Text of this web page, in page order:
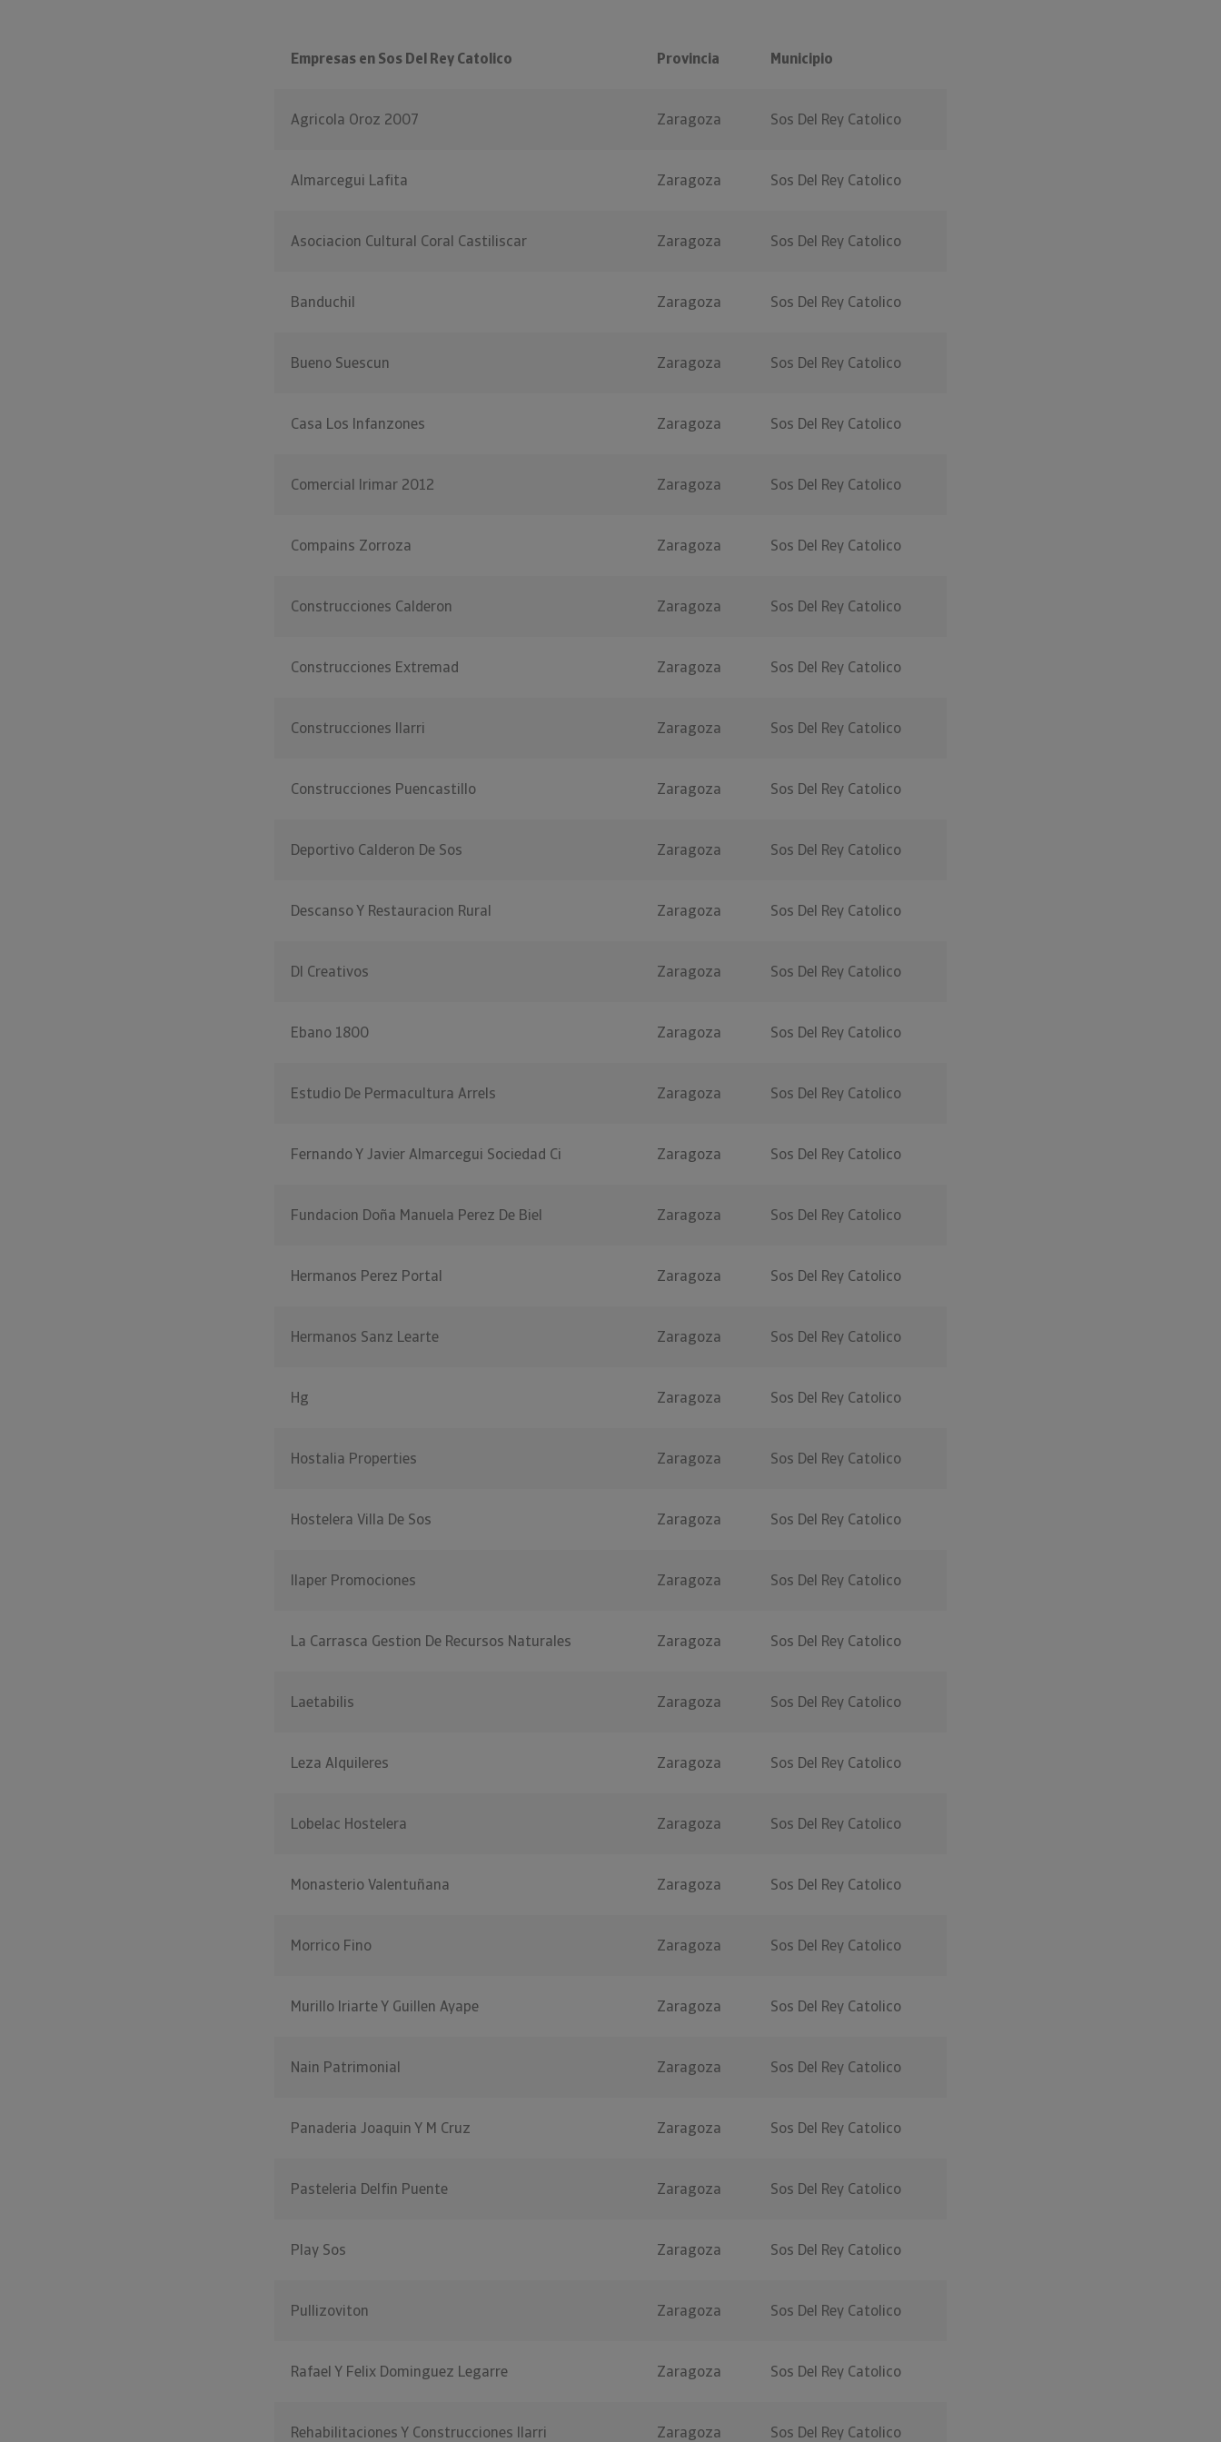
Empresas en Sos Del Rey Catolico Provincia Municipio
Agricola Oroz 2007 Zaragoza Sos Del Rey Catolico
Almarcegui Lafita Zaragoza Sos Del Rey Catolico
Asociacion Cultural Coral Castiliscar Zaragoza Sos Del Rey Catolico
Banduchil Zaragoza Sos Del Rey Catolico
Bueno Suescun Zaragoza Sos Del Rey Catolico
Casa Los Infanzones Zaragoza Sos Del Rey Catolico
Comercial Irimar 2012 Zaragoza Sos Del Rey Catolico
Compains Zorroza Zaragoza Sos Del Rey Catolico
Construcciones Calderon Zaragoza Sos Del Rey Catolico
Construcciones Extremad Zaragoza Sos Del Rey Catolico
Construcciones Ilarri Zaragoza Sos Del Rey Catolico
Construcciones Puencastillo Zaragoza Sos Del Rey Catolico
Deportivo Calderon De Sos Zaragoza Sos Del Rey Catolico
Descanso Y Restauracion Rural Zaragoza Sos Del Rey Catolico
Dl Creativos Zaragoza Sos Del Rey Catolico
Ebano 1800 Zaragoza Sos Del Rey Catolico
Estudio De Permacultura Arrels Zaragoza Sos Del Rey Catolico
Fernando Y Javier Almarcegui Sociedad Ci Zaragoza Sos Del Rey Catolico
Fundacion Doña Manuela Perez De Biel Zaragoza Sos Del Rey Catolico
Hermanos Perez Portal Zaragoza Sos Del Rey Catolico
Hermanos Sanz Learte Zaragoza Sos Del Rey Catolico
Hg Zaragoza Sos Del Rey Catolico
Hostalia Properties Zaragoza Sos Del Rey Catolico
Hostelera Villa De Sos Zaragoza Sos Del Rey Catolico
Ilaper Promociones Zaragoza Sos Del Rey Catolico
La Carrasca Gestion De Recursos Naturales Zaragoza Sos Del Rey Catolico
Laetabilis Zaragoza Sos Del Rey Catolico
Leza Alquileres Zaragoza Sos Del Rey Catolico
Lobelac Hostelera Zaragoza Sos Del Rey Catolico
Monasterio Valentuñana Zaragoza Sos Del Rey Catolico
Morrico Fino Zaragoza Sos Del Rey Catolico
Murillo Iriarte Y Guillen Ayape Zaragoza Sos Del Rey Catolico
Nain Patrimonial Zaragoza Sos Del Rey Catolico
Panaderia Joaquin Y M Cruz Zaragoza Sos Del Rey Catolico
Pasteleria Delfin Puente Zaragoza Sos Del Rey Catolico
Play Sos Zaragoza Sos Del Rey Catolico
Pullizoviton Zaragoza Sos Del Rey Catolico
Rafael Y Felix Dominguez Legarre Zaragoza Sos Del Rey Catolico
Rehabilitaciones Y Construcciones Ilarri Zaragoza Sos Del Rey Catolico